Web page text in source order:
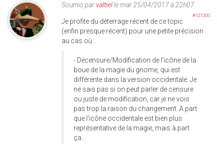
Soumis parvaltielle mar 25/04/2017 à 22h07
#121500
Je profite du déterrage récent de ce topic
(enfin presque récent) pour une petite précision
au cas où :
- Décensure/Modification de l'icône de la
boue de la magie du gnome, qui est
différente dans la version occidentale. Je
ne sais pas si on peut parler de censure
ou juste de modification, car je ne vois
pas trop la raison du changement. A part
que l'icône occidentale est bien plus
représentative de la magie, mais à part
ça...